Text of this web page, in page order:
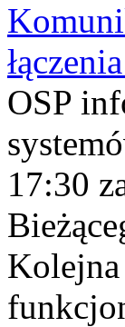
OSP
17:30
Kolejna